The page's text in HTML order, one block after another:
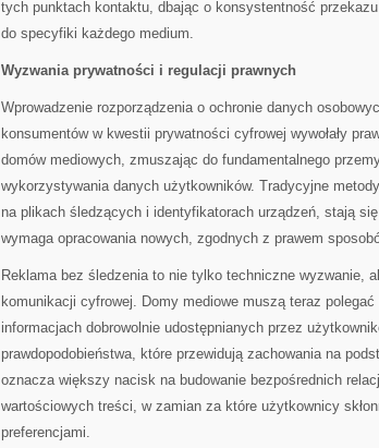
tych punktach kontaktu, dbając o konsystentność
do specyfiki każdego medium.
Wyzwania prywatności i regulacji prawnych
Wprowadzenie rozporządzenia o ochronie danych
konsumentów w kwestii prywatności cyfrowej wywołały
domów mediowych, zmuszając do fundamentalnego
wykorzystywania danych użytkowników. Tradycyjne
na plikach śledzących i identyfikatorach urządzeń, stają
wymaga opracowania nowych, zgodnych z prawem
Reklama bez śledzenia to nie tylko techniczne wyzwanie,
komunikacji cyfrowej. Domy mediowe muszą teraz
informacjach dobrowolnie udostępnianych przez
prawdopodobieństwa, które przewidują zachowania na
oznacza większy nacisk na budowanie bezpośrednich
wartościowych treści, w zamian za które użytkownicy
preferencjami.